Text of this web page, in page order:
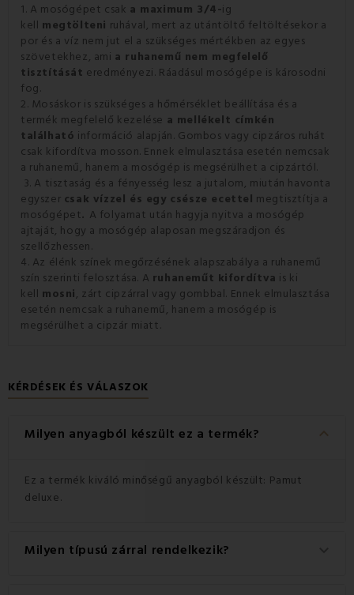
1. A mosógépet csak a maximum 3/4-ig
kell megtölteni ruhával, mert az utántöltő feltöltésekor a
por és a víz nem jut el a szükséges mértékben az egyes
szövetekhez, ami a ruhanemű nem megfelelő
tisztítását eredményezi. Ráadásul mosógépe is károsodni
fog.
2. Mosáskor is szükséges a hőmérséklet beállítása és a
termék megfelelő kezelése a mellékelt címkén
található információ alapján. Gombos vagy cipzáros ruhát
csak kifordítva mosson. Ennek elmulasztása esetén nemcsak
a ruhanemű, hanem a mosógép is megsérülhet a cipzártól.
3. A tisztaság és a fényesség lesz a jutalom, miután havonta
egyszer csak vízzel és egy csésze ecettel megtisztítja a
mosógépet. A folyamat után hagyja nyitva a mosógép
ajtaját, hogy a mosógép alaposan megszáradjon és
szellőzhessen.
4. Az élénk színek megőrzésének alapszabálya a ruhanemű
szín szerinti felosztása. A ruhaneműt kifordítva is ki
kell mosni, zárt cipzárral vagy gombbal. Ennek elmulasztása
esetén nemcsak a ruhanemű, hanem a mosógép is
megsérülhet a cipzár miatt.
KÉRDÉSEK ÉS VÁLASZOK
Milyen anyagból készült ez a termék? keyboard_arrow_down
Ez a termék kiváló minőségű anyagból készült: Pamut
deluxe.
Milyen típusú zárral rendelkezik?